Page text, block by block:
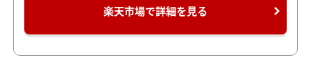
楽天市場で詳細を見る